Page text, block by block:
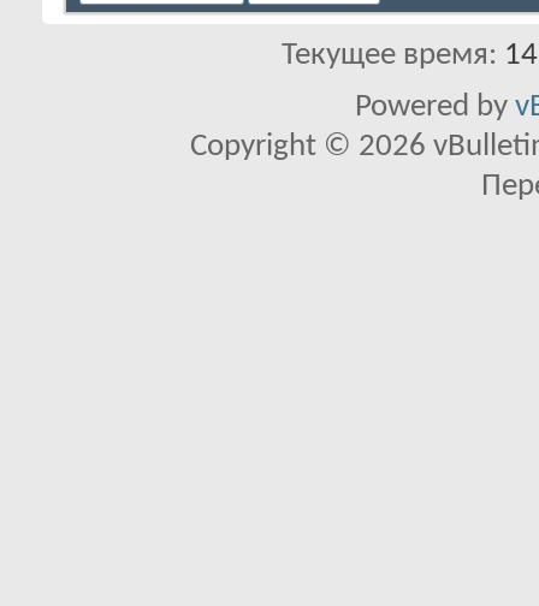
Текущее время:
Powered by
Copyright © 2026